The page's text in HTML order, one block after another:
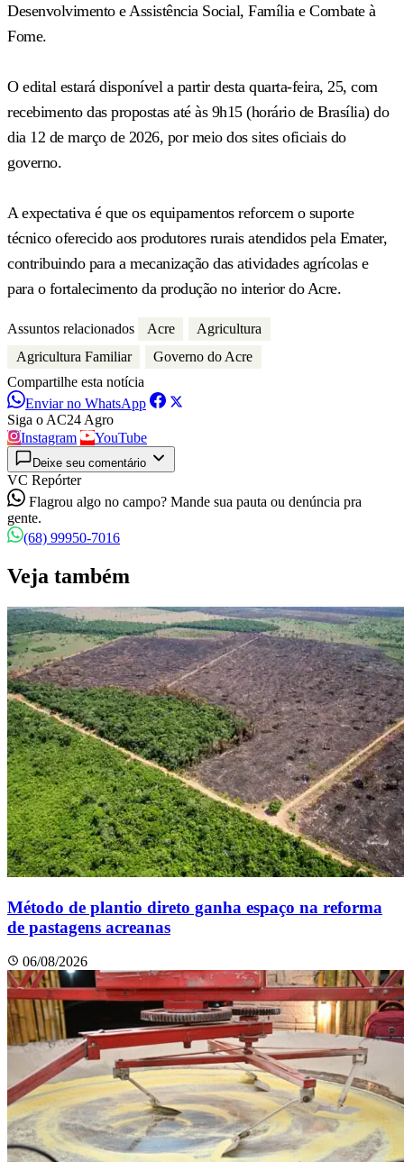
Desenvolvimento e Assistência Social, Família e Combate à
Fome.
O edital estará disponível a partir desta quarta-feira, 25, com
recebimento das propostas até às 9h15 (horário de Brasília) do
dia 12 de março de 2026, por meio dos sites oficiais do
governo.
A expectativa é que os equipamentos reforcem o suporte
técnico oferecido aos produtores rurais atendidos pela Emater,
contribuindo para a mecanização das atividades agrícolas e
para o fortalecimento da produção no interior do Acre.
Assuntos relacionados Acre
Agricultura
Agricultura Familiar
Governo do Acre
Compartilhe esta notícia
Enviar no WhatsApp
Siga o AC24 Agro
Instagram
YouTube
Deixe seu comentário
VC Repórter
Flagrou algo no campo? Mande sua pauta ou denúncia pra
gente.
(68) 99950-7016
Veja também
Método de plantio direto ganha espaço na reforma
de pastagens acreanas
06/08/2026